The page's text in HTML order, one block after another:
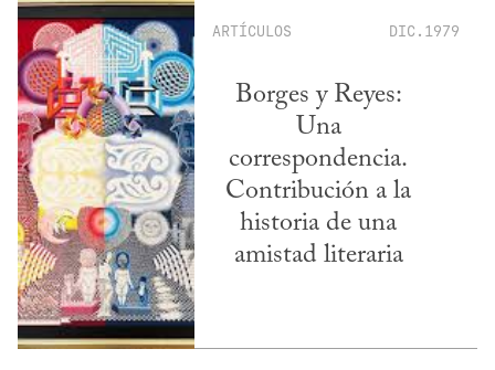
ARTÍCULOS DIC.1979
Borges y Reyes:
Una
correspondencia.
Contribución a la
historia de una
amistad literaria